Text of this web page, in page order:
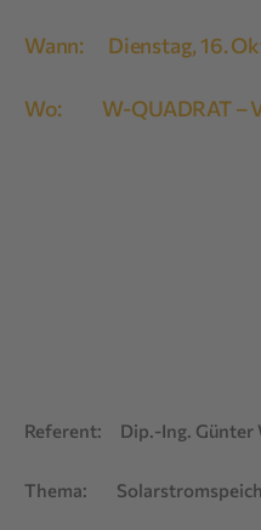
Wann: Dienstag, 16.
Wo: W-QUADRAT –
Referent: Dip.-Ing. Günter
Thema: